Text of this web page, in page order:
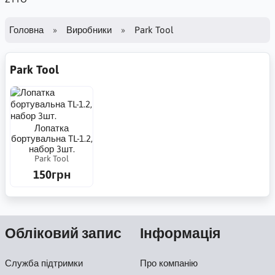
Головна Виробники Park Tool
Park Tool
Лопатка
бортувальна TL-1.2,
набор 3шт.
Park Tool
150грн
Обліковий запис
Служба підтримки
Інформація
Про компанію